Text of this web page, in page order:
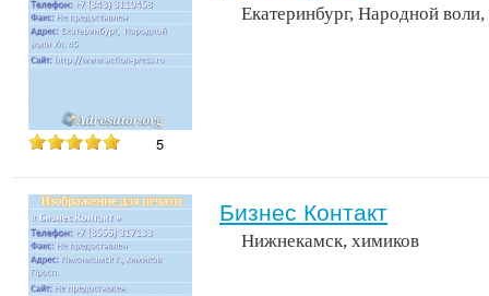
5
Екатеринбург, Народной воли,
Бизнес Контакт
Нижнекамск, химиков